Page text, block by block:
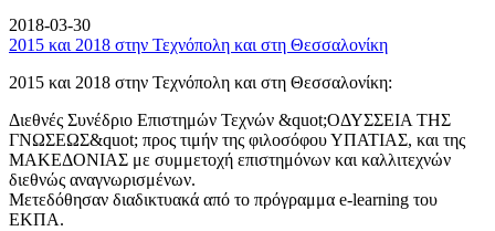
2018-03-30
2015 και 2018 στην Τεχνόπολη και στη Θεσσαλονίκη
2015 και 2018 στην Τεχνόπολη και στη Θεσσαλονίκη:
Διεθνές Συνέδριο Επιστημών Τεχνών &quot;ΟΔΥΣΣΕΙΑ ΤΗΣ
ΓΝΩΣΕΩΣ&quot; προς τιμήν της φιλοσόφου ΥΠΑΤΙΑΣ, και της
ΜΑΚΕΔΟΝΙΑΣ με συμμετοχή επιστημόνων και καλλιτεχνών
διεθνώς αναγνωρισμένων.
Μετεδόθησαν διαδικτυακά από το πρόγραμμα e-learning του
ΕΚΠΑ.